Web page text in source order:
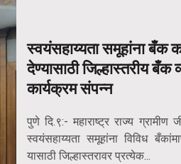
स्वयंसहाय्यता समूहांना बँक
देण्यासाठी जिल्हास्तरीय बँक
कार्यक्रम संपन्न
पुणे दि.९:- महाराष्ट्र राज्य ग्रामीण
स्वयंसहाय्यता समूहांना विविध
यासाठी जिल्हास्तरावर प्रत्येक...